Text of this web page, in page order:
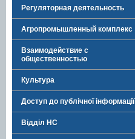
Регуляторная деятельность
Агропромышленный комплекс
Взаимодействие с
общественностью
Культура
Доступ до публічної інформації
Відділ НС